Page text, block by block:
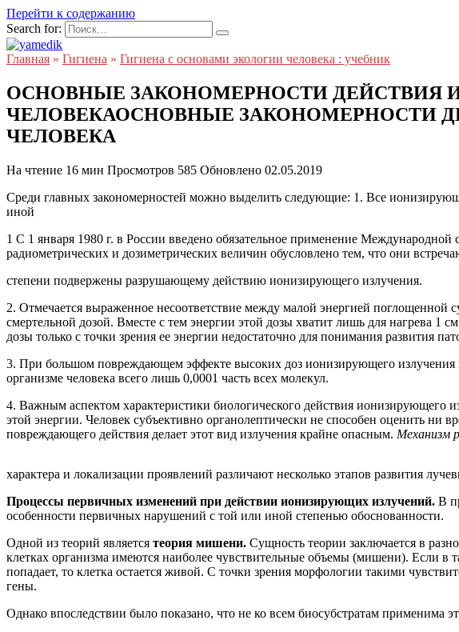
Перейти к содержанию
Search for:
Главная » Гигиена » Гигиена с основами экологии человека : учебник
ОСНОВНЫЕ ЗАКОНОМЕРНОСТИ ДЕЙСТВИЯ
ЧЕЛОВЕКАОСНОВНЫЕ ЗАКОНОМЕРНОСТИ
ЧЕЛОВЕКА
На чтение 16 мин Просмотров 585 Обновлено 02.05.2019
Среди главных закономерностей можно выделить следующие: 1. Все
иной
1 С 1 января 1980 г. в России введено обязательное применение
радиометрических и дозиметрических величин обусловлено тем, что они
степени подвержены разрушающему действию ионизирующего излучения.
2. Отмечается выраженное несоответствие между малой энергией поглощенной
смертельной дозой. Вместе с тем энергии этой дозы хватит лишь для нагрева 1
дозы только с точки зрения ее энергии недостаточно для понимания развития
3. При большом повреждающем эффекте высоких доз ионизирующего излучения
организме человека всего лишь 0,0001 часть всех молекул.
4. Важным аспектом характеристики биологического действия ионизирующего
этой энергии. Человек субъективно органолептически не способен оценить ни
повреждающего действия делает этот вид излучения крайне опасным. Механизм
характера и локализации проявлений различают несколько этапов развития
Процессы первичных изменений при действии ионизирующих излучений. В
особенности первичных нарушений с той или иной степенью обоснованности.
Одной из теорий является теория мишени. Сущность теории заключается в
клетках организма имеются наиболее чувствительные объемы (мишени). Если
попадает, то клетка остается живой. С точки зрения морфологии такими
гены.
Однако впоследствии было показано, что не ко всем биосубстратам применима